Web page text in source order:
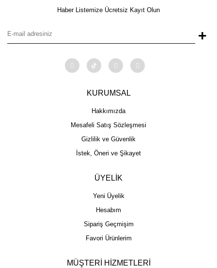
Haber Listemize Ücretsiz Kayıt Olun
+
KURUMSAL
Hakkımızda
Mesafeli Satış Sözleşmesi
Gizlilik ve Güvenlik
İstek, Öneri ve Şikayet
ÜYELİK
Yeni Üyelik
Hesabım
Sipariş Geçmişim
Favori Ürünlerim
MÜŞTERİ HİZMETLERİ